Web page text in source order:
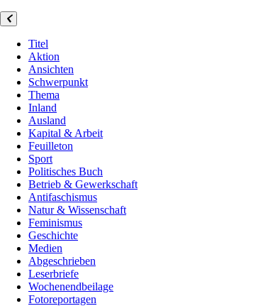
Titel
Aktion
Ansichten
Schwerpunkt
Thema
Inland
Ausland
Kapital & Arbeit
Feuilleton
Sport
Politisches Buch
Betrieb & Gewerkschaft
Antifaschismus
Natur & Wissenschaft
Feminismus
Geschichte
Medien
Abgeschrieben
Leserbriefe
Wochenendbeilage
Fotoreportagen